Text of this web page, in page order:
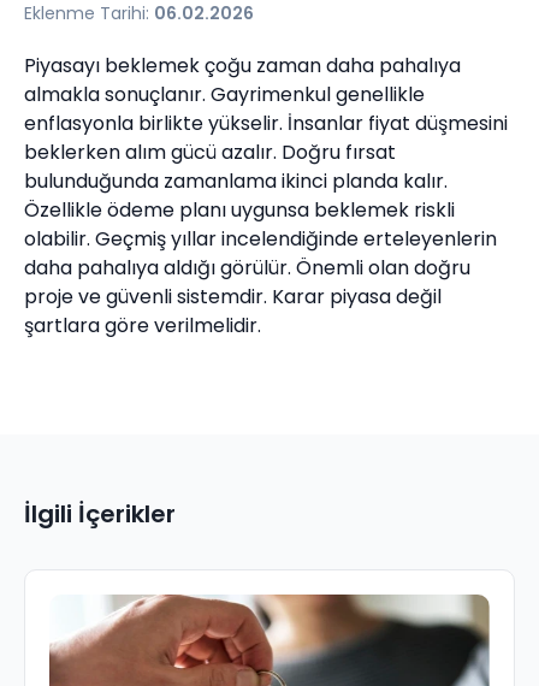
Eklenme Tarihi: 06.02.2026
Piyasayı beklemek çoğu zaman daha pahalıya
almakla sonuçlanır. Gayrimenkul genellikle
enflasyonla birlikte yükselir. İnsanlar fiyat düşmesini
beklerken alım gücü azalır. Doğru fırsat
bulunduğunda zamanlama ikinci planda kalır.
Özellikle ödeme planı uygunsa beklemek riskli
olabilir. Geçmiş yıllar incelendiğinde erteleyenlerin
daha pahalıya aldığı görülür. Önemli olan doğru
proje ve güvenli sistemdir. Karar piyasa değil
şartlara göre verilmelidir.
İlgili İçerikler